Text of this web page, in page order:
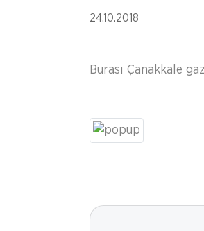
24.10.2018
Burası Çanakkale